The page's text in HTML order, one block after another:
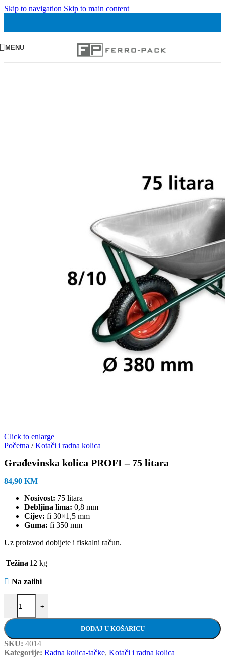
Skip to navigation Skip to main content
MENU
Click to enlarge
Početna / Kotači i radna kolica
Građevinska kolica PROFI – 75 litara
84,90 KM
Nosivost: 75 litara
Debljina lima: 0,8 mm
Cijev: fi 30×1,5 mm
Guma: fi 350 mm
Uz proizvod dobijete i fiskalni račun.
Težina 12 kg
Na zalihi
-
Građevinska kolica PROFI - 75 litara količina
+
DODAJ U KOŠARICU
SKU: 4014
Kategorije: Radna kolica-tačke, Kotači i radna kolica